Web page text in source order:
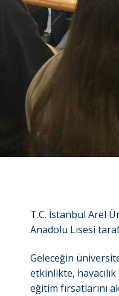
T.C. İstanbul Arel
Anadolu Lisesi
Geleceğin
etkinlikte,
eğitim fırsatlarını